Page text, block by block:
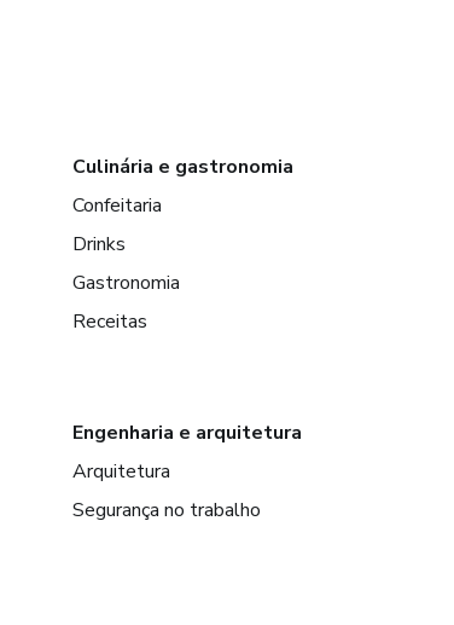
Culinária e gastronomia
Confeitaria
Drinks
Gastronomia
Receitas
Engenharia e arquitetura
Arquitetura
Segurança no trabalho